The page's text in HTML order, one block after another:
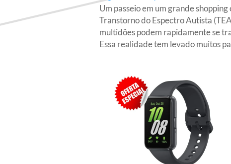
Um passeio em um grande
Transtorno do Espectro Autista
multidões podem rapidamente se
Essa realidade tem levado muitos